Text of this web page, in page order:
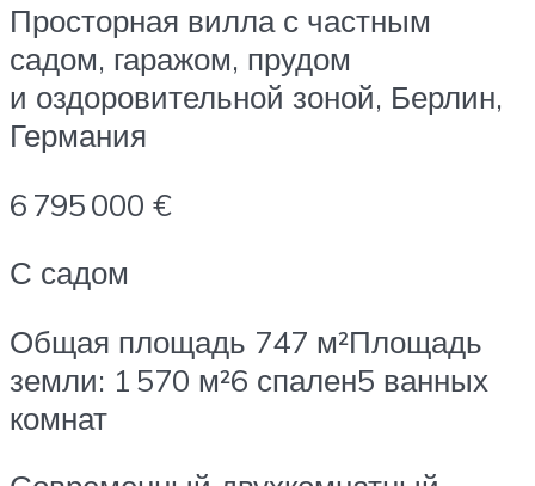
Просторная вилла с частным
садом, гаражом, прудом
и оздоровительной зоной, Берлин,
Германия
6 795 000 €
С садом
Общая площадь 747 м²Площадь
земли: 1 570 м²6 спален5 ванных
комнат